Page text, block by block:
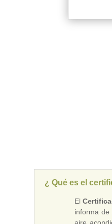
¿ Qué es el
El
informa de